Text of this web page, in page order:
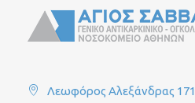
Λεωφόρος Αλεξάνδρας 171